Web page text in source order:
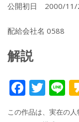
公開初日 2000/11/
配給会社名 0588
解説
F
ac
T
w
Li
n
この作品は、実在の